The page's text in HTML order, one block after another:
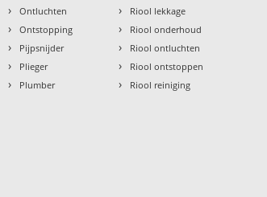
› Ontluchten
› Ontstopping
› Pijpsnijder
› Plieger
› Plumber
› Riool lekkage
› Riool onderhoud
› Riool ontluchten
› Riool ontstoppen
› Riool reiniging